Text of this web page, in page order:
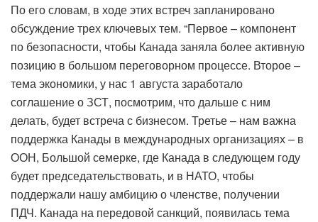
По его словам, в ходе этих встреч запланировано
обсуждение трех ключевых тем. “Первое – компонент
по безопасности, чтобы Канада заняла более активную
позицию в большом переговорном процессе. Второе –
тема экономики, у нас 1 августа заработало
соглашение о ЗСТ, посмотрим, что дальше с ним
делать, будет встреча с бизнесом. Третье – нам важна
поддержка Канады в международных организациях – в
ООН, Большой семерке, где Канада в следующем году
будет председательствовать, и в НАТО, чтобы
поддержали нашу амбицию о членстве, получении
ПДЧ. Канада на передовой санкций, появилась тема